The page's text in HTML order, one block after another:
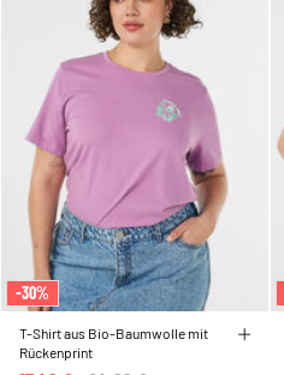
-30%
T-Shirt aus Bio-Baumwolle mit
Rückenprint